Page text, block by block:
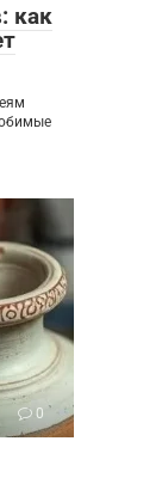
как
0